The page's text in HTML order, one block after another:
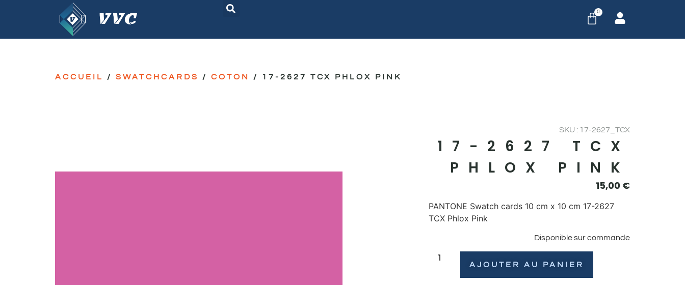
0
ACCUEIL / SWATCHCARDS / COTON / 17-2627 TCX PHLOX PINK
SKU : 17-2627_TCX
17-2627 TCX
PHLOX PINK
15,00 €
PANTONE Swatch cards 10 cm x 10 cm 17-2627
TCX Phlox Pink
Disponible sur commande
AJOUTER AU PANIER